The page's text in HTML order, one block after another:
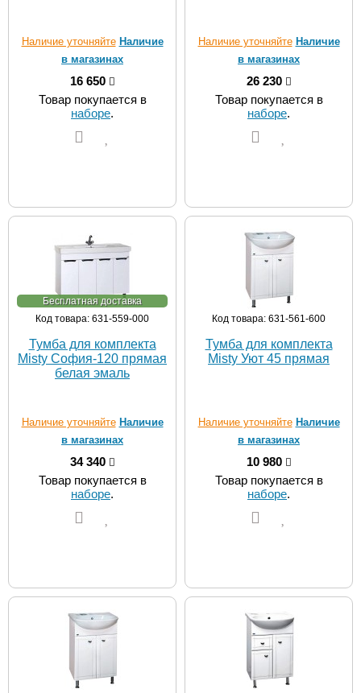
Наличие уточняйте Наличие
в магазинах
16 650
Товар покупается в
наборе.
Наличие уточняйте Наличие
в магазинах
26 230
Товар покупается в
наборе.
Бесплатная доставка
Код товара: 631-559-000
Тумба для комплекта
Misty София-120 прямая
белая эмаль
Наличие уточняйте Наличие
в магазинах
34 340
Товар покупается в
наборе.
Код товара: 631-561-600
Тумба для комплекта
Misty Уют 45 прямая
Наличие уточняйте Наличие
в магазинах
10 980
Товар покупается в
наборе.